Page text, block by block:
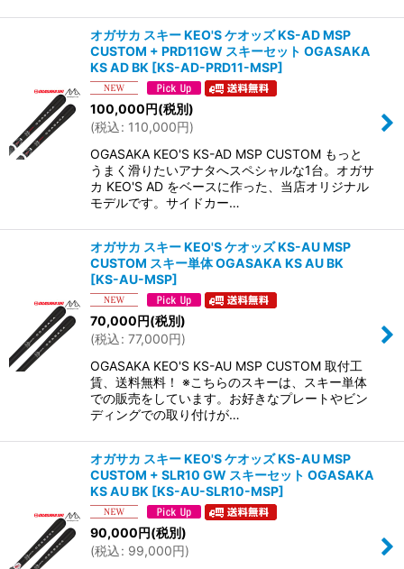
オガサカ スキー KEO'S ケオッズ KS-AD MSP
CUSTOM + PRD11GW スキーセット OGASAKA
KS AD BK [KS-AD-PRD11-MSP]
100,000円(税別)
(税込: 110,000円)
OGASAKA KEO'S KS-AD MSP CUSTOM もっと
うまく滑りたいアナタへスペシャルな1台。オガサ
カ KEO'S AD をベースに作った、当店オリジナル
モデルです。サイドカー…
オガサカ スキー KEO'S ケオッズ KS-AU MSP
CUSTOM スキー単体 OGASAKA KS AU BK
[KS-AU-MSP]
70,000円(税別)
(税込: 77,000円)
OGASAKA KEO'S KS-AU MSP CUSTOM 取付工
賃、送料無料！ ※こちらのスキーは、スキー単体
での販売をしています。お好きなプレートやビン
ディングでの取り付けが…
オガサカ スキー KEO'S ケオッズ KS-AU MSP
CUSTOM + SLR10 GW スキーセット OGASAKA
KS AU BK [KS-AU-SLR10-MSP]
90,000円(税別)
(税込: 99,000円)